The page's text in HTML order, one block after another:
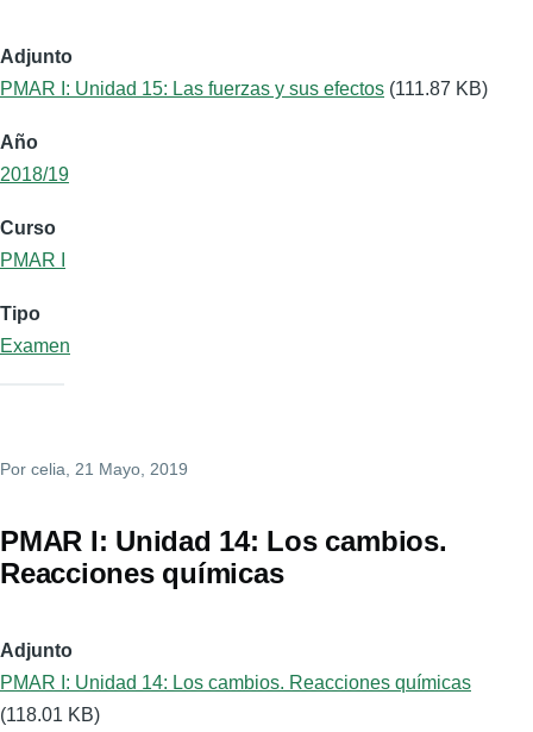
Adjunto
PMAR I: Unidad 15: Las fuerzas y sus efectos (111.87 KB)
Año
2018/19
Curso
PMAR I
Tipo
Examen
Por celia, 21 Mayo, 2019
PMAR I: Unidad 14: Los cambios.
Reacciones químicas
Adjunto
PMAR I: Unidad 14: Los cambios. Reacciones químicas
(118.01 KB)